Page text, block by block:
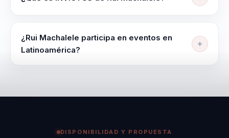
personal, conectándolas con herramientas de
inteligencia emocional aplicada al entorno
corporativo, orientada a comprender y gestionar
¿Rui Machalele participa en eventos en
Latinoamérica?
y la disponibilidad se confirman según el país, la
DISPONIBILIDAD Y PROPUESTA